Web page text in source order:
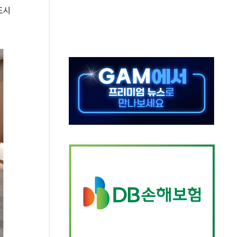
사망 23명…정부, 비상대응기구 가동
양, 수도 베이징도 부동산 규제 철폐
똥별 멍' 운영…페르세우스 유성우 관측
시간당 50mm 이상 폭우…호우경보 발효